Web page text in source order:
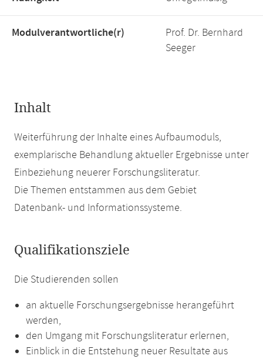
Modulverantwortliche(r)
Prof. Dr. Bernhard
Seeger
Inhalt
Weiterführung der Inhalte eines Aufbaumoduls,
exemplarische Behandlung aktueller Ergebnisse unter
Einbeziehung neuerer Forschungsliteratur.
Die Themen entstammen aus dem Gebiet
Datenbank- und Informationssysteme.
Qualifikationsziele
Die Studierenden sollen
an aktuelle Forschungsergebnisse herangeführt
werden,
den Umgang mit Forschungsliteratur erlernen,
Einblick in die Entstehung neuer Resultate aus